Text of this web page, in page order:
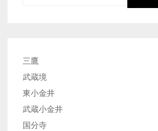
三鷹
武蔵境
東小金井
武蔵小金井
国分寺